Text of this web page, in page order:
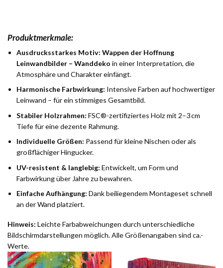
Produktmerkmale:
Ausdrucksstarkes Motiv: Wappen der Hoffnung
Leinwandbilder – Wanddeko in einer Interpretation, die
Atmosphäre und Charakter einfängt.
Harmonische Farbwirkung: Intensive Farben auf hochwertiger
Leinwand – für ein stimmiges Gesamtbild.
Stabiler Holzrahmen: FSC®-zertifiziertes Holz mit 2–3 cm
Tiefe für eine dezente Rahmung.
Individuelle Größen: Passend für kleine Nischen oder als
großflächiger Hingucker.
UV-resistent & langlebig: Entwickelt, um Form und
Farbwirkung über Jahre zu bewahren.
Einfache Aufhängung: Dank beiliegendem Montageset schnell
an der Wand platziert.
Hinweis: Leichte Farbabweichungen durch unterschiedliche
Bildschirmdarstellungen möglich. Alle Größenangaben sind ca.-
Werte.